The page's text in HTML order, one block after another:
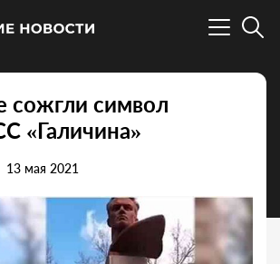
сожгли символ
«Галичина»
13 мая 2021